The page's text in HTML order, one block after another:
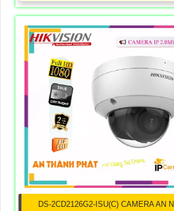
DS-2CD2126G2-ISU(C) CAMERA AN